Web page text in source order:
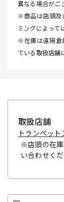
異なる場合がご
※商品は店頭及
ミングによって
※在庫は遠隔倉
ている取扱店舗
取扱店舗
トランペッ
※店頭の在
い合わせくだ